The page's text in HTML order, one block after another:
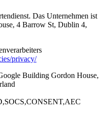
Das Unternehmen ist
4 Barrow St, Dublin 4,
privacy/
Building Gordon House,